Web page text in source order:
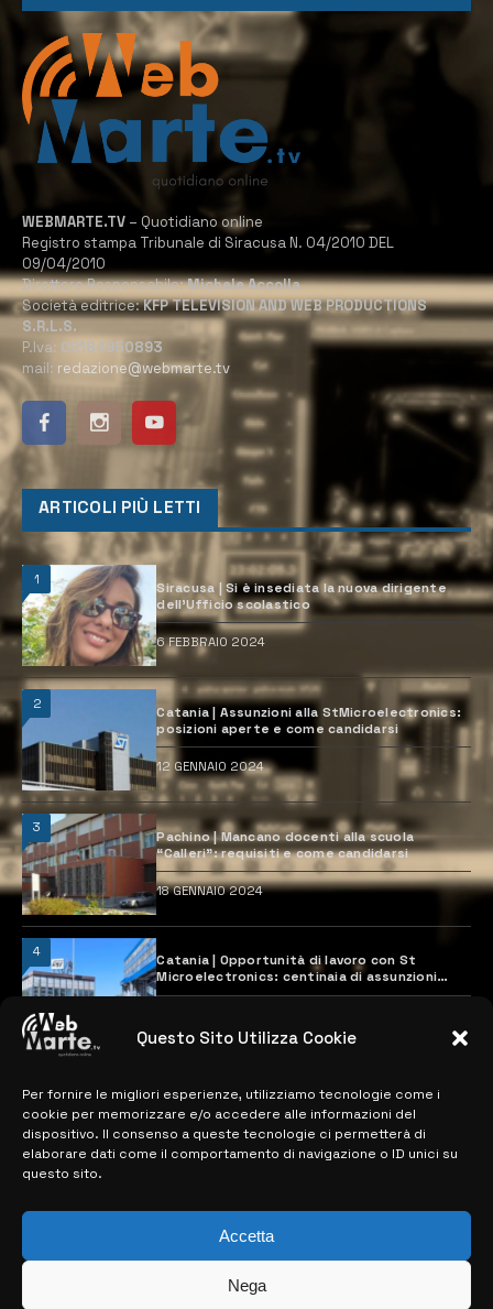
Questo Sito Utilizza Cookie
Per fornire le migliori esperienze, utilizziamo tecnologie come i
cookie per memorizzare e/o accedere alle informazioni del
dispositivo. Il consenso a queste tecnologie ci permetterà di
elaborare dati come il comportamento di navigazione o ID unici su
questo sito.
Accetta
Nega
WEBMARTE.TV – Quotidiano online
Registro stampa Tribunale di Siracusa N. 04/2010 DEL
09/04/2010
Direttore Responsabile:Michele Accolla
Società editrice:KFP TELEVISION AND WEB PRODUCTIONS
S.R.L.S.
P.Iva: 02184950893
mail: redazione@webmarte.tv
ARTICOLI PIÙ LETTI
1
Siracusa | Si è insediata la nuova dirigente
dell’Ufficio scolastico
6 FEBBRAIO 2024
2
Catania | Assunzioni alla StMicroelectronics:
posizioni aperte e come candidarsi
12 GENNAIO 2024
3
Pachino | Mancano docenti alla scuola
“Calleri”: requisiti e come candidarsi
18 GENNAIO 2024
4
Catania | Opportunità di lavoro con St
Microelectronics: centinaia di assunzioni
previste
MAPPA DEL SITO
> NOTIZIE